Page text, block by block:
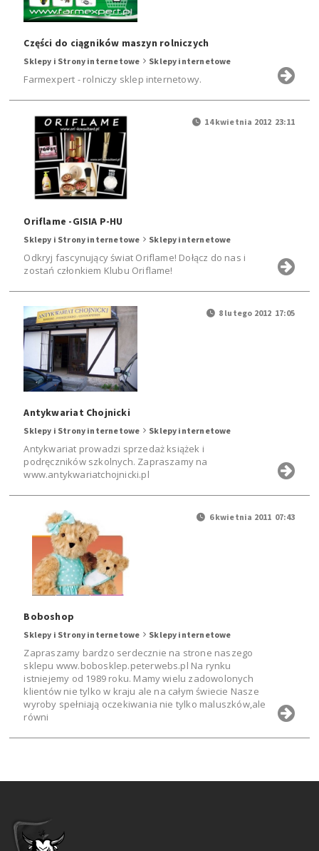
Części do ciągników maszyn rolniczych
Sklepy i Strony internetowe Sklepy internetowe
Farmexpert - rolniczy sklep internetowy.
14 kwietnia 2012 23:11
Oriflame -GISIA P-HU
Sklepy i Strony internetowe Sklepy internetowe
Odkryj fascynujący świat Oriflame! Dołącz do nas i
zostań członkiem Klubu Oriflame!
8 lutego 2012 17:05
Antykwariat Chojnicki
Sklepy i Strony internetowe Sklepy internetowe
Antykwariat prowadzi sprzedaż książek i
podręczników szkolnych. Zapraszamy na
www.antykwariatchojnicki.pl
6 kwietnia 2011 07:43
Boboshop
Sklepy i Strony internetowe Sklepy internetowe
Zapraszamy bardzo serdecznie na strone naszego
sklepu www.bobosklep.peterwebs.pl Na rynku
istniejemy od 1989 roku. Mamy wielu zadowolonych
klientów nie tylko w kraju ale na całym świecie Nasze
wyroby spełniają oczekiwania nie tylko maluszków,ale
równi